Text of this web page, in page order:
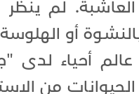
لم
أو
أحياء لدى
من